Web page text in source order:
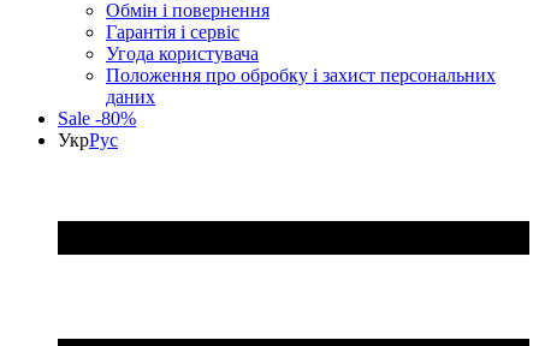
Обмін і повернення
Гарантія і сервіс
Угода користувача
Положення про обробку і захист персональних
даних
Sale -80%
УкрРус